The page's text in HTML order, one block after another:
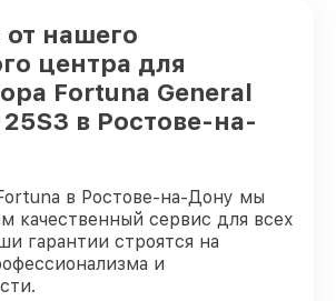
от нашего
центра для
Fortuna General
в Ростове-на-
в Ростове-на-Дону мы
качественный сервис для всех
гарантии строятся на
и